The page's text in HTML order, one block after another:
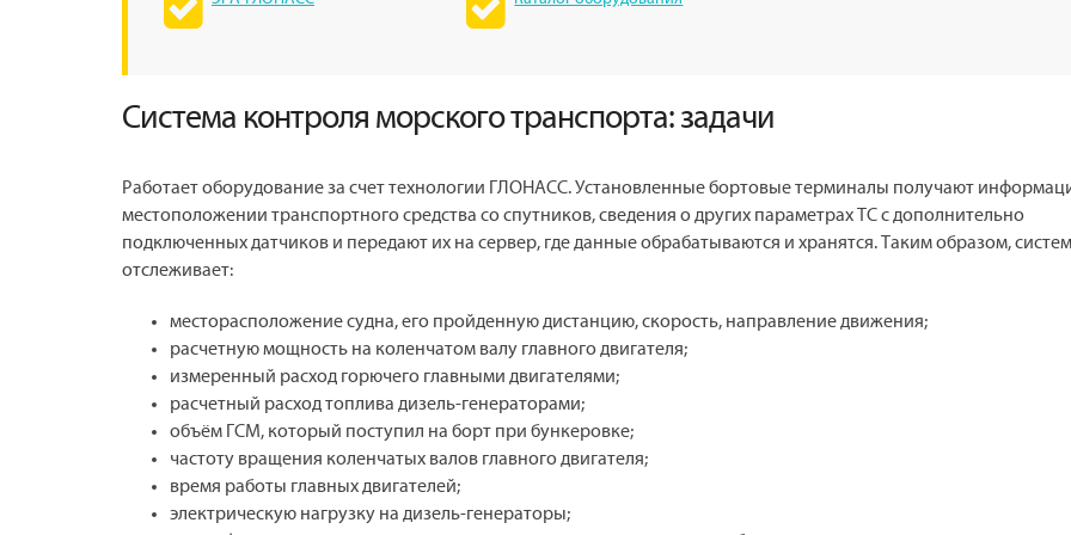
Система контроля морского транспорта: задачи
Работает оборудование за счет технологии ГЛОНАСС. Установленные бортовые терминалы получают
местоположении транспортного средства со спутников, сведения о других параметрах ТС с дополнительно
подключенных датчиков и передают их на сервер, где данные обрабатываются и хранятся. Таким образом,
отслеживает:
месторасположение судна, его пройденную дистанцию, скорость, направление движения;
расчетную мощность на коленчатом валу главного двигателя;
измеренный расход горючего главными двигателями;
расчетный расход топлива дизель-генераторами;
объём ГСМ, который поступил на борт при бункеровке;
частоту вращения коленчатых валов главного двигателя;
время работы главных двигателей;
электрическую нагрузку на дизель-генераторы;